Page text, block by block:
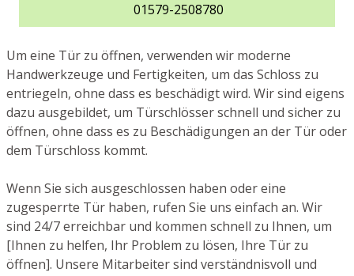
01579-2508780
Um eine Tür zu öffnen, verwenden wir moderne
Handwerkzeuge und Fertigkeiten, um das Schloss zu
entriegeln, ohne dass es beschädigt wird. Wir sind eigens
dazu ausgebildet, um Türschlösser schnell und sicher zu
öffnen, ohne dass es zu Beschädigungen an der Tür oder
dem Türschloss kommt.
Wenn Sie sich ausgeschlossen haben oder eine
zugesperrte Tür haben, rufen Sie uns einfach an. Wir
sind 24/7 erreichbar und kommen schnell zu Ihnen, um
[Ihnen zu helfen, Ihr Problem zu lösen, Ihre Tür zu
öffnen]. Unsere Mitarbeiter sind verständnisvoll und